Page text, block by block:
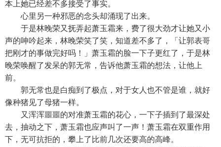
本上她已经差不多接受了事实。
心里另一种邪恶的念头却涌现了出来。
于是林晚荣又抚弄起萧玉霜来，费了很大劲才让她又小
声的呻吟起来，林晚荣笑了笑，知道差不多了，「让郭表哥
把刚才的事做完好吗！」萧玉霜的脸一下子更红了，于是林
晚荣唤醒了发呆的郭无常，告诉他萧玉霜的想法，让他上
前。
郭无常也是白痴到了极点，对于女人也不管是谁，就好
像种猪见了母猪一样。
又浑浑噩噩的对准萧玉霜的花心，一下子插到了最深处
去，抽动之下，萧玉霜也应声叫了一声！萧玉霜在双重作用
下，无可抗拒的，攀上了比前几次还要高的高峰。